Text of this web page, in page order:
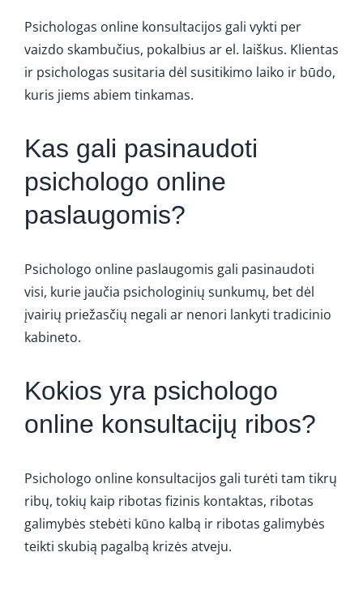
Psichologas online konsultacijos gali vykti per
vaizdo skambučius, pokalbius ar el. laiškus. Klientas
ir psichologas susitaria dėl susitikimo laiko ir būdo,
kuris jiems abiem tinkamas.
Kas gali pasinaudoti
psichologo online
paslaugomis?
Psichologo online paslaugomis gali pasinaudoti
visi, kurie jaučia psichologinių sunkumų, bet dėl
įvairių priežasčių negali ar nenori lankyti tradicinio
kabineto.
Kokios yra psichologo
online konsultacijų ribos?
Psichologo online konsultacijos gali turėti tam tikrų
ribų, tokių kaip ribotas fizinis kontaktas, ribotas
galimybės stebėti kūno kalbą ir ribotas galimybės
teikti skubią pagalbą krizės atveju.